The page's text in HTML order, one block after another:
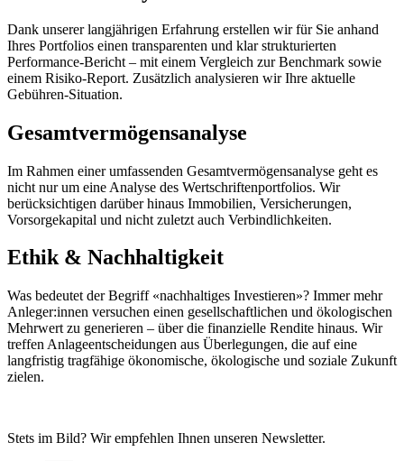
Dank unserer langjährigen Erfahrung erstellen wir für Sie anhand
Ihres Portfolios einen transparenten und klar strukturierten
Performance-Bericht – mit einem Vergleich zur Benchmark sowie
einem Risiko-Report. Zusätzlich analysieren wir Ihre aktuelle
Gebühren-Situation.
Gesamtvermögensanalyse
Im Rahmen einer umfassenden Gesamtvermögensanalyse geht es
nicht nur um eine Analyse des Wertschriftenportfolios. Wir
berücksichtigen darüber hinaus Immobilien, Versicherungen,
Vorsorgekapital und nicht zuletzt auch Verbindlichkeiten.
Ethik & Nachhaltigkeit
Was bedeutet der Begriff «nachhaltiges Investieren»? Immer mehr
Anleger:innen versuchen einen gesellschaftlichen und ökologischen
Mehrwert zu generieren – über die finanzielle Rendite hinaus. Wir
treffen Anlageentscheidungen aus Überlegungen, die auf eine
langfristig tragfähige ökonomische, ökologische und soziale Zukunft
zielen.
Stets im Bild? Wir empfehlen Ihnen unseren Newsletter.